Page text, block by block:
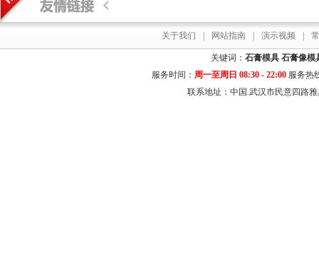
关于我们 网站指南 演示视频
关键词： 石膏模具 石膏像模
服务时间： 周一至周日 08:30 - 22:00服务热
联系地址：中国.武汉市民意四路雅